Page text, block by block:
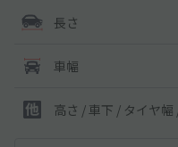
長さ
車幅
高さ / 車下 / タイヤ幅